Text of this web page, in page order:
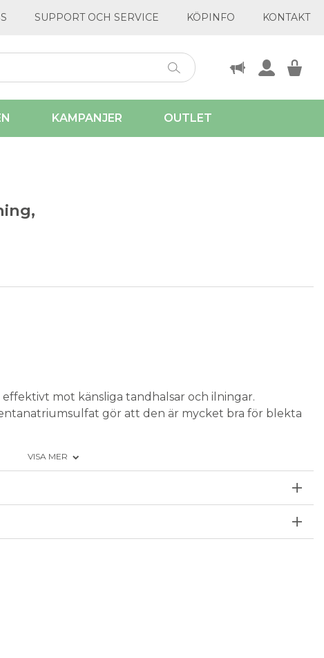
SUPPORT OCH SERVICE KÖPINFO KONTAKT
KAMPANJER OUTLET
mot känsliga tandhalsar och ilningar.
gör att den är mycket bra för blekta
VISA MER